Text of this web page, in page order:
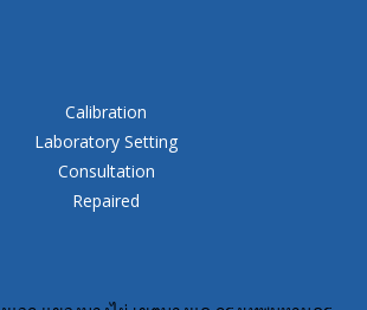
Calibration
Laboratory Setting
Consultation
Repaired